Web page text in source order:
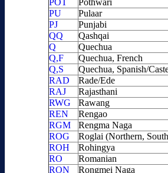
POT
Pothwari
PU
Pulaar
PJ
Punjabi
QQ
Qashqai
Q
Quechua
Q,F
Quechua, French
Q,S
Quechua, Spanish/
RAD
Rade/Ede
RAJ
Rajasthani
RWG
Rawang
REN
Rengao
RGM
Rengma Naga
ROG
Roglai (Northern,
ROH
Rohingya
RO
Romanian
RON
Rongmei Naga